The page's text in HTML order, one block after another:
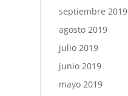
septiembre 2019
agosto 2019
julio 2019
junio 2019
mayo 2019